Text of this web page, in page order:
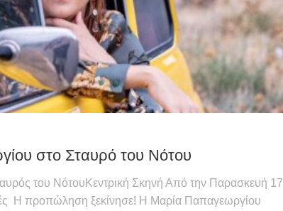
στο Σταυρό του Νότου
του ΝότουΚεντρική Σκηνή Από την Παρασκευή 17
Η προπώληση ξεκίνησε! Η Μαρία Παπαγεωργίου